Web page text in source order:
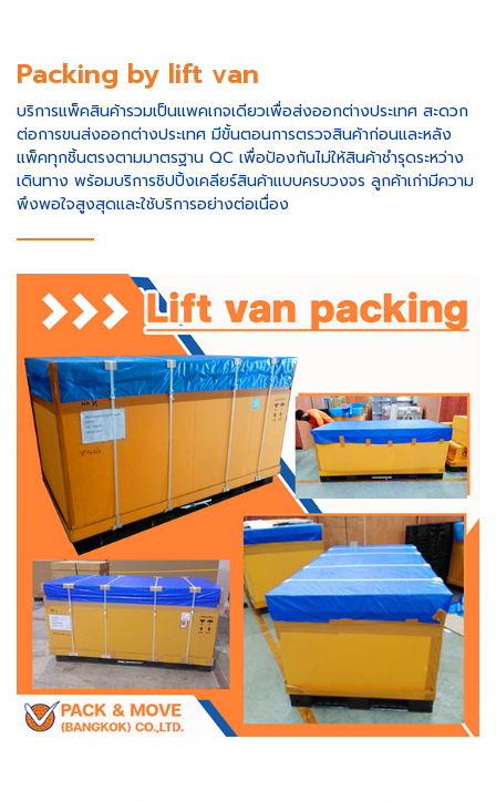
Packing by lift van
บริการแพ็คสินค้ารวมเป็นแพคเกจเดียวเพื่อส่งออกต่างประเทศ สะดวก
ต่อการขนส่งออกต่างประเทศ มีขั้นตอนการตรวจสินค้าก่อนและหลัง
แพ็คทุกชิ้นตรงตามมาตรฐาน QC เพื่อป้องกันไม่ให้สินค้าชำรุดระหว่าง
เดินทาง พร้อมบริการชิปปิ้งเคลียร์สินค้าแบบครบวงจร ลูกค้าเก่ามีความ
พึงพอใจสูงสุดและใช้บริการอย่างต่อเนื่อง